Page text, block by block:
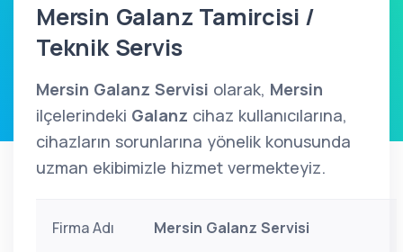
Mersin Galanz Tamircisi /
Teknik Servis
Mersin Galanz Servisi olarak, Mersin
ilçelerindeki Galanz cihaz kullanıcılarına,
cihazların sorunlarına yönelik konusunda
uzman ekibimizle hizmet vermekteyiz.
Firma Adı Mersin Galanz Servisi